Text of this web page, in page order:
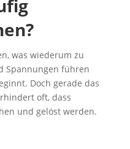
was wiederum zu
Spannungen führen
Doch gerade das
oft, dass
und gelöst werden.